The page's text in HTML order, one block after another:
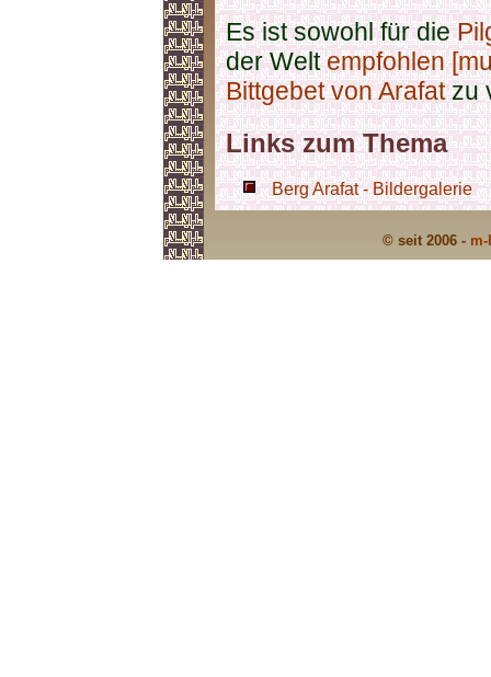
Es ist sowohl für die
der Weltempfohlen
Bittgebet von Arafatzu
Links zum Thema
Berg Arafat - Bildergalerie
© seit 2006 -